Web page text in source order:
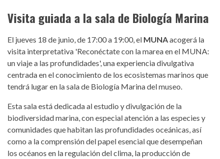
Visita guiada a la sala de Biología Marina
El jueves 18 de junio, de 17:00 a 19:00, el MUNAacogerá la
visita interpretativa 'Reconéctate con la marea en el MUNA:
un viaje a las profundidades', una experiencia divulgativa
centrada en el conocimiento de los ecosistemas marinos que
tendrá lugar en la sala de Biología Marina del museo.
Esta sala está dedicada al estudio y divulgación de la
biodiversidad marina, con especial atención a las especies y
comunidades que habitan las profundidades oceánicas, así
como a la comprensión del papel esencial que desempeñan
los océanos en la regulación del clima, la producción de